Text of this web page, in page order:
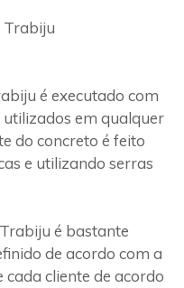
é executado com
em qualquer
do concreto é feito
e utilizando serras
é bastante
de acordo com a
cada cliente de acordo